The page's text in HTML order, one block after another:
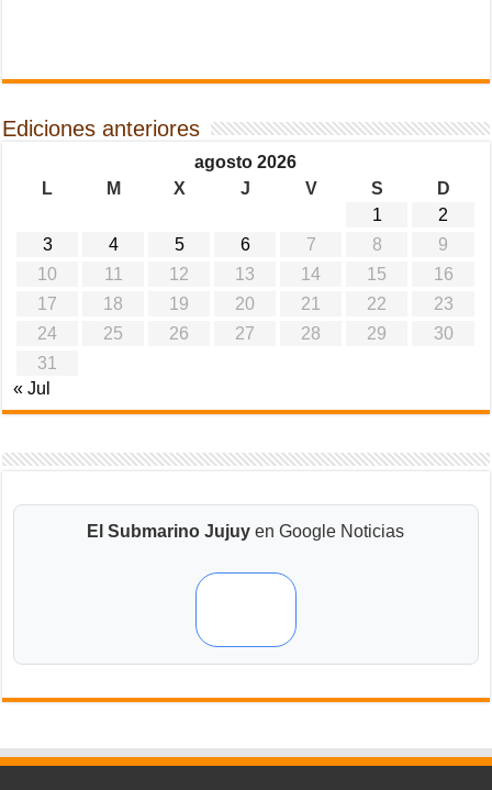
Ediciones anteriores
agosto 2026
L
M X J V S
D
1
2
3
4 5 6 7 8
9
10
11 12 13 14 15
16
17
18 19 20 21 22
23
24
25 26 27 28 29
30
31
« Jul
El Submarino Jujuy en Google Noticias